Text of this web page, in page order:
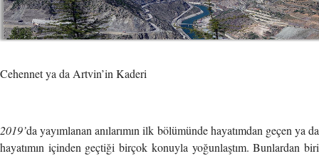
Cehennet ya da Artvin’in Kaderi
2019’da yayımlanan anılarımın ilk bölümünde hayatımdan geçen ya da
hayatımın içinden geçtiği birçok konuyla yoğunlaştım. Bunlardan biri